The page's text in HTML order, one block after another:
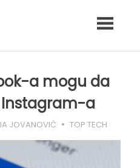
a mogu da
a
JOVANOVIĆ TOP TECH